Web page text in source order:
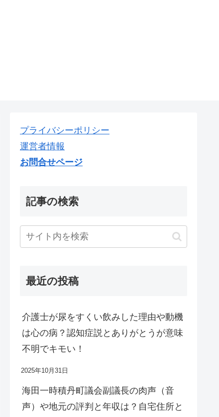
プライバシーポリシー
運営者情報
お問合せページ
記事の検索
最近の投稿
介護士が尿をすくい飲みした理由や動機
は心の病？認知症説とありがとうが意味
不明でキモい！
2025年10月31日
海田一時積丹町議会副議長の肉声（音
声）や地元の評判と年収は？自宅住所と